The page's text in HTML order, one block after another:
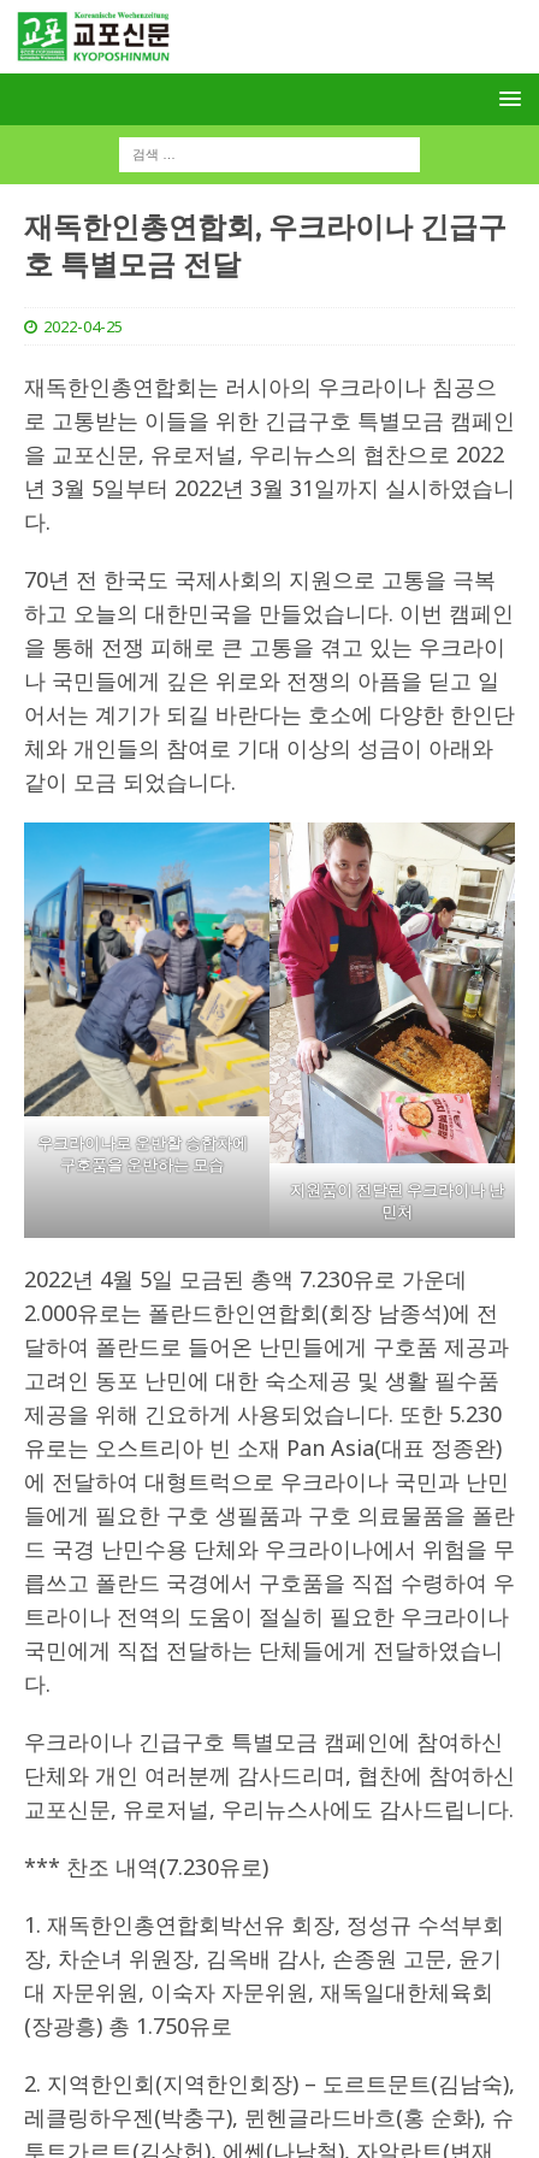
재독한인총연합회, 우크라이나 긴급구
호 특별모금 전달
2022-04-25
재독한인총연합회는 러시아의 우크라이나 침공으
로 고통받는 이들을 위한 긴급구호 특별모금 캠페인
을 교포신문, 유로저널, 우리뉴스의 협찬으로 2022
년 3월 5일부터 2022년 3월 31일까지 실시하였습니
다.
70년 전 한국도 국제사회의 지원으로 고통을 극복
하고 오늘의 대한민국을 만들었습니다. 이번 캠페인
을 통해 전쟁 피해로 큰 고통을 겪고 있는 우크라이
나 국민들에게 깊은 위로와 전쟁의 아픔을 딛고 일
어서는 계기가 되길 바란다는 호소에 다양한 한인단
체와 개인들의 참여로 기대 이상의 성금이 아래와
같이 모금 되었습니다.
우크라이나로 운반할 승합차에
구호품을 운반하는 모습
지원품이 전달된 우크라이나 난
민처
2022년 4월 5일 모금된 총액 7.230유로 가운데
2.000유로는 폴란드한인연합회(회장 남종석)에 전
달하여 폴란드로 들어온 난민들에게 구호품 제공과
고려인 동포 난민에 대한 숙소제공 및 생활 필수품
제공을 위해 긴요하게 사용되었습니다. 또한 5.230
유로는 오스트리아 빈 소재 Pan Asia(대표 정종완)
에 전달하여 대형트럭으로 우크라이나 국민과 난민
들에게 필요한 구호 생필품과 구호 의료물품을 폴란
드 국경 난민수용 단체와 우크라이나에서 위험을 무
릅쓰고 폴란드 국경에서 구호품을 직접 수령하여 우
트라이나 전역의 도움이 절실히 필요한 우크라이나
국민에게 직접 전달하는 단체들에게 전달하였습니
다.
우크라이나 긴급구호 특별모금 캠페인에 참여하신
단체와 개인 여러분께 감사드리며, 협찬에 참여하신
교포신문, 유로저널, 우리뉴스사에도 감사드립니다.
*** 찬조 내역(7.230유로)
1. 재독한인총연합회박선유 회장, 정성규 수석부회
장, 차순녀 위원장, 김옥배 감사, 손종원 고문, 윤기
대 자문위원, 이숙자 자문위원, 재독일대한체육회
(장광흥) 총 1.750유로
2. 지역한인회(지역한인회장) – 도르트문트(김남숙),
레클링하우젠(박충구), 뮌헨글라드바흐(홍 순화), 슈
투트가르트(김상헌), 에쎈(나남철), 자알란트(변재